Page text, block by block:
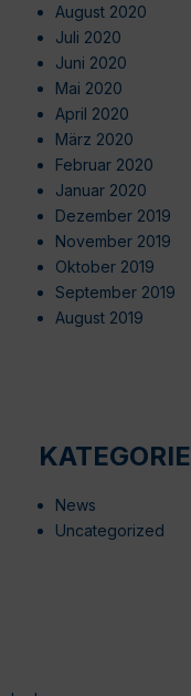
August 2020
Juli 2020
Juni 2020
Mai 2020
April 2020
März 2020
Februar 2020
Januar 2020
Dezember 2019
November 2019
Oktober 2019
September 2019
August 2019
KATEGORIE
News
Uncategorized